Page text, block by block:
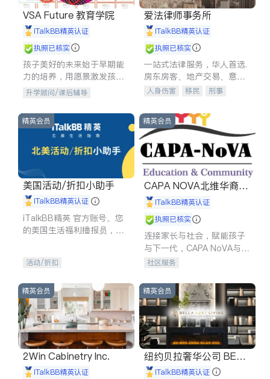
VSA Future 教育学院
iTalkBB精英认证
执照已核实
孩子美好的未来始于早期能
力的培养，用愿景激发孩子
的学习潜力和动力。理念：
拥有成长型心态是成功的基
石。
升学顾问/课后辅导
爱法律师事务所
iTalkBB精英认证
执照已核实
一站式法律服务，华人首选.
房东房客、地产交易、意外
伤害、车祸重伤、商业诉
建筑合同、刑事案件全包办
人身伤害 移民
刑事
信托/遗嘱
商业
索赔
律师-其它 保释
精英会员
美国活动/折扣小助手
iTalkBB精英认证
iTalkBB精英 官方账号。您
的美国生活福利播报员，精
专属福利。
活动/折扣
精英会员
CAPA NOVA北维华裔家
长会iTalkBB精英认证
执照已核实
连接家长与社会，赋能孩子
与下一代，CAPA NoVA与您
携手建设包容、公平、充满
社区服务
精英会员
2Win Cabinetry Inc.
iTalkBB精英认证
精英会员
纽约贝拉奢华公司 BELL
A LUXE
iTalkBB精英认证